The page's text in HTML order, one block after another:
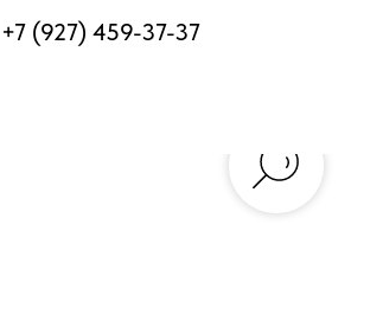
+7 (927) 459-37-37